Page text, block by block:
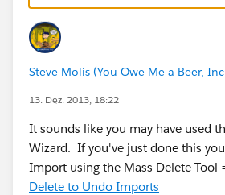
Steve Molis (You Owe Me a Beer,
13. Dez. 2013, 18:22
It sounds like you may have used
Wizard. If you've just done this
Import using the Mass Delete Tool
Delete to Undo Imports